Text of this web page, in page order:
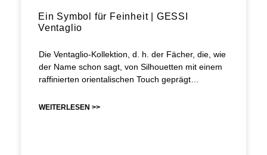
Ein Symbol für Feinheit | GESSI
Ventaglio
Die Ventaglio-Kollektion, d. h. der Fächer, die, wie
der Name schon sagt, von Silhouetten mit einem
raffinierten orientalischen Touch geprägt…
WEITERLESEN >>